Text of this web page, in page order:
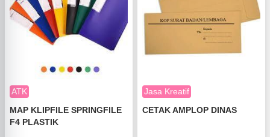
ATK
MAP KLIPFILE SPRINGFILE
F4 PLASTIK
Jasa Kreatif
CETAK AMPLOP DINAS